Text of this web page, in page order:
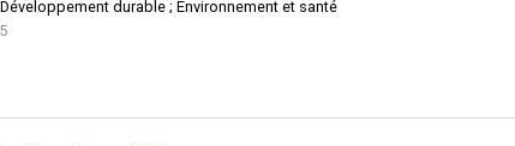
durable ; Environnement et santé